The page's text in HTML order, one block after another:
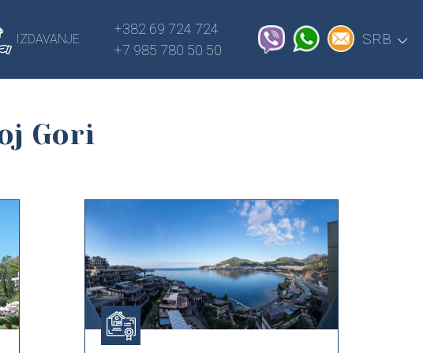
IZDAVANJE
+382 69 724 724
+7 985 780 50 50
SRB
Gori